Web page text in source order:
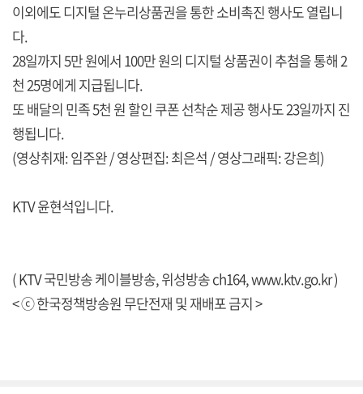
이외에도 디지털 온누리상품권을 통한 소비촉진 행사도 열립니
다.
28일까지 5만 원에서 100만 원의 디지털 상품권이 추첨을 통해 2
천 25명에게 지급됩니다.
또 배달의 민족 5천 원 할인 쿠폰 선착순 제공 행사도 23일까지 진
행됩니다.
(영상취재: 임주완 / 영상편집: 최은석 / 영상그래픽: 강은희)
KTV 윤현석입니다.
( KTV 국민방송 케이블방송, 위성방송 ch164,www.ktv.go.kr)
< ⓒ 한국정책방송원 무단전재 및 재배포 금지 >